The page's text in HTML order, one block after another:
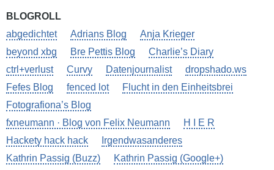
BLOGROLL
abgedichtet
Adrians Blog
Anja Krieger
beyond xbg
Bre Pettis Blog
Charlie’s Diary
ctrl+verlust
Curvy Datenjournalist
dropshado.ws
Fefes Blog
fenced lot
Flucht in den Einheitsbrei
Fotografiona’s Blog
fxneumann · Blog von Felix Neumann
H I E R
Hackety hack hack
Irgendwasanderes
Kathrin Passig (Buzz)
Kathrin Passig (Google+)